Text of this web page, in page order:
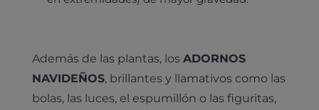
Además de las plantas, los ADORNOS
NAVIDEÑOS, brillantes y llamativos como las
bolas, las luces, el espumillón o las figuritas,